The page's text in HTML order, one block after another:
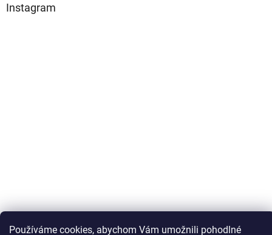
Používáme cookies, abychom Vám umožnili pohodlné
Instagram